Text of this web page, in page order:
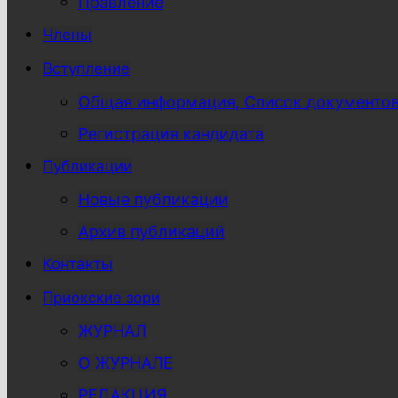
Члены
Вступление
Общая информация, Список
Регистрация кандидата
Публикации
Новые публикации
Архив публикаций
Контакты
Приокские зори
ЖУРНАЛ
О ЖУРНАЛЕ